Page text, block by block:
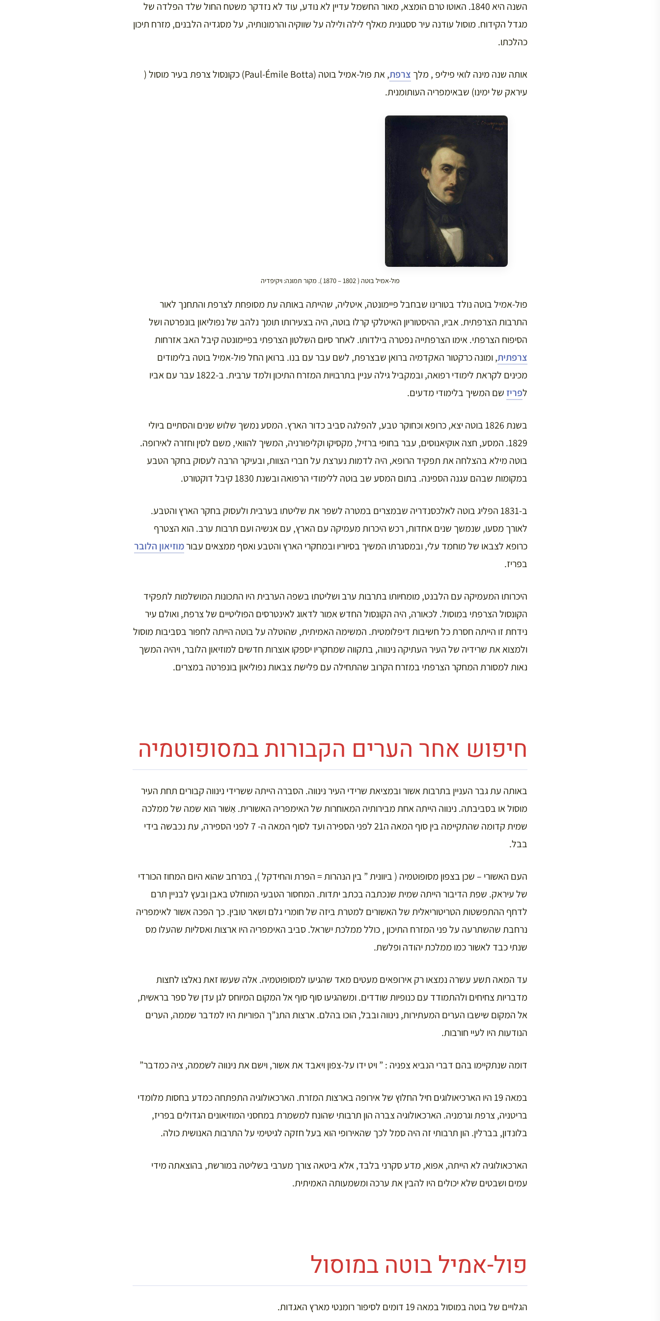
השנה היא 1840. האוטו טרם הומצא, מאור החשמל עדיין לא נודע, עוד לא נזדקר משטח החול שלד הפלדה של
מגדל הקידוח. מוסול עודנה עיר ססגונית מאלף לילה ולילה על שווקיה והרמונותיה, על מסגדיה הלבנים, מזרח תיכון
כהלכתו.
אותה שנה מינה לואי פיליפ , מלך צרפת
, את פול-אמיל בוטה (Paul-Émile Botta) כקונסול צרפת בעיר מוסול (
עיראק של ימינו) שבאימפריה העותומנית.
פול-אמיל בוטה ( 1802 – 1870 ). מקור תמונה: ויקיפדיה
פול-אמיל בוטה נולד בטורינו שבחבל פיימונטה, איטליה, שהייתה באותה עת מסופחת לצרפת והתחנך לאור
התרבות הצרפתית. אביו, ההיסטוריון האיטלקי קרלו בוטה, היה בצעירותו תומך נלהב של נפוליאון בונפרטה ושל
הסיפוח הצרפתי. אימו הצרפתייה נפטרה בילדותו. לאחר סיום השלטון הצרפתי בפיימונטה קיבל האב אזרחות
צרפתית, ומונה כרקטור האקדמיה ברואן שבצרפת, לשם עבר עם בנו. ברואן החל פול-אמיל בוטה בלימודים
מכינים לקראת לימודי רפואה, ובמקביל גילה עניין בתרבויות המזרח התיכון ולמד ערבית. ב-1822 עבר עם אביו
לפריז שם המשיך בלימודי מדעים.
בשנת 1826 בוטה יצא, כרופא וכחוקר טבע, להפלגה סביב כדור הארץ. המסע נמשך שלוש שנים והסתיים ביולי
1829. המסע, חצה אוקיאנוסים, עבר בחופי ברזיל, מקסיקו וקליפורניה, המשיך להוואי, משם לסין וחזרה לאירופה.
בוטה מילא בהצלחה את תפקיד הרופא, היה לדמות נערצת על חברי הצוות, ובעיקר הרבה לעסוק בחקר הטבע
במקומות שבהם עגנה הספינה. בתום המסע שב בוטה ללימודי הרפואה ובשנת 1830 קיבל דוקטורט.
ב-1831 הפליג בוטה לאלכסנדריה שבמצרים במטרה לשפר את שליטתו בערבית ולעסוק בחקר הארץ והטבע.
לאורך מסעו, שנמשך שנים אחדות, רכש היכרות מעמיקה עם הארץ, עם אנשיה ועם תרבות ערב. הוא הצטרף
כרופא לצבאו של מוחמד עלי, ובמסגרתו המשיך בסיוריו ובמחקרי הארץ והטבע ואסף ממצאים עבורמוזיאון הלובר
בפריז.
היכרותו המעמיקה עם הלבנט, מומחיותו בתרבות ערב ושליטתו בשפה הערבית היו התכונות המושלמות לתפקיד
הקונסול הצרפתי במוסול. לכאורה, היה הקונסול החדש אמור לדאוג לאינטרסים הפוליטיים של צרפת, ואולם עיר
נידחת זו הייתה חסרת כל חשיבות דיפלומטית. המשימה האמיתית, שהוטלה על בוטה הייתה לחפור בסביבות מוסול
ולמצוא את שרידיה של העיר העתיקה נינווה, בתקווה שמחקריו יספקו אוצרות חדשים למוזיאון הלובר, ויהיה המשך
נאות למסורת המחקר הצרפתי במזרח הקרוב שהתחילה עם פלישת צבאות נפוליאון בונפרטה במצרים.
חיפוש אחר הערים הקבורות במסופוטמיה
באותה עת גבר העניין בתרבות אשור ובמציאת שרידי העיר נינווה. הסברה הייתה ששרידי נינווה קבורים תחת העיר
מוסול או בסביבתה. נינווה הייתה אחת מבירותיה המאוחרות של האימפריה האשורית. אַשּׁוּר הוא שמה של ממלכה
שמית קדומה שהתקיימה בין סוף המאה ה21 לפני הספירה ועד לסוף המאה ה- 7 לפני הספירה, עת נכבשה בידי
בבל.
העם האשורי – שכן בצפון מסופוטמיה ( ביוונית ” בין הנהרות = הפרת והחידקל ), במרחב שהוא היום המחוז הכורדי
של עיראק. שפת הדיבור הייתה שמית שנכתבה בכתב יתדות. המחסור הטבעי המוחלט באבן ובעץ לבניין תרם
לדחף ההתפשטות הטריטוריאלית של האשורים למטרת ביזה של חומרי גלם ושאר טובין. כך הפכה אשור לאימפריה
נרחבת שהשתרעה על פני המזרח התיכון , כולל ממלכת ישראל. סביב האימפריה היו ארצות ואסליות שהעלו מס
שנתי כבד לאשור כמו ממלכת יהודה ופלשת.
עד המאה תשע עשרה נמצאו רק אירופאים מעטים מאד שהגיעו למסופוטמיה. אלה שעשו זאת נאלצו לחצות
מדבריות צחיחים ולהתמודד עם כנופיות שודדים. ומשהגיעו סוף סוף אל המקום המיוחס לגן עדן של ספר בראשית,
אל המקום שישבו הערים המעתירות, נינווה ובבל, הוכו בהלם. ארצות התנ”ך הפוריות היו למדבר שממה, הערים
הנודעות היו לעיי חורבות.
דומה שנתקיימו בהם דברי הנביא צפניה : ” ויט ידו על-צפון ויאבד את אשור, וישם את נינווה לשממה, ציה כמדבר”
במאה 19 היו הארכיאולוגים חיל החלוץ של אירופה בארצות המזרח. הארכאולוגיה התפתחה כמדע בחסות מלומדי
בריטניה, צרפת וגרמניה. הארכאולוגיה צברה הון תרבותי שהונח למשמרת במחסני המוזיאונים הגדולים בפריז,
בלונדון, בברלין. הון תרבותי זה היה סמל לכך שהאירופי הוא בעל חזקה לגיטימי על התרבות האנושית כולה.
הארכאולוגיה לא הייתה, אפוא, מדע סקרני בלבד, אלא ביטאה צורך מערבי בשליטה במורשת, בהוצאתה מידי
עמים ושבטים שלא יכולים היו להבין את ערכה ומשמעותה האמיתית.
פול-אמיל בוטה במוסול
הגלויים של בוטה במוסול במאה 19 דומים לסיפור רומנטי מארץ האגדות.